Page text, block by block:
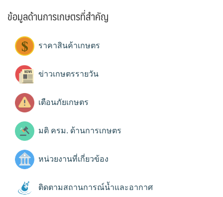
ข้อมูลด้านการเกษตรที่สำคัญ
ราคาสินค้าเกษตร
ข่าวเกษตรรายวัน
เตือนภัยเกษตร
มติ ครม. ด้านการเกษตร
หน่วยงานที่เกี่ยวข้อง
ติดตามสถานการณ์น้ำและอากาศ